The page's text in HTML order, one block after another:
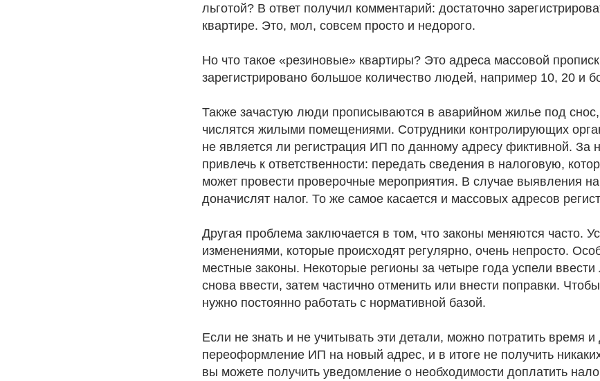
льготой? В ответ получил комментарий: достаточно
квартире. Это, мол, совсем просто и недорого.
Но что такое «резиновые» квартиры? Это адреса массовой
зарегистрировано большое количество людей, например 10, 20 и
Также зачастую люди прописываются в аварийном жилье под снос,
числятся жилыми помещениями. Сотрудники контролирующих
не является ли регистрация ИП по данному адресу фиктивной. За
привлечь к ответственности: передать сведения в налоговую,
может провести проверочные мероприятия. В случае выявления
доначислят налог. То же самое касается и массовых адресов
Другая проблема заключается в том, что законы меняются часто.
изменениями, которые происходят регулярно, очень непросто.
местные законы. Некоторые регионы за четыре года успели ввести
снова ввести, затем частично отменить или внести поправки.
нужно постоянно работать с нормативной базой.
Если не знать и не учитывать эти детали, можно потратить время и
переоформление ИП на новый адрес, и в итоге не получить
вы можете получить уведомление о необходимости доплатить